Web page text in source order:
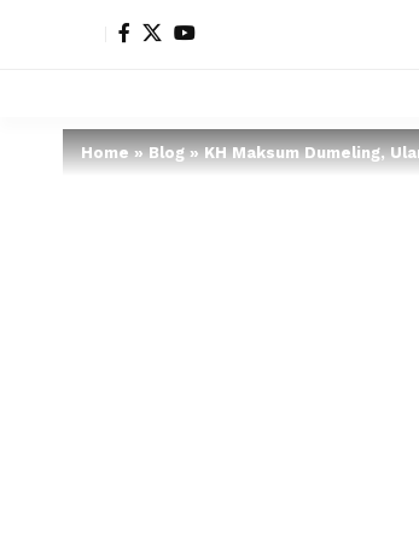
Home»Blog»KH Maksum Dumeling,